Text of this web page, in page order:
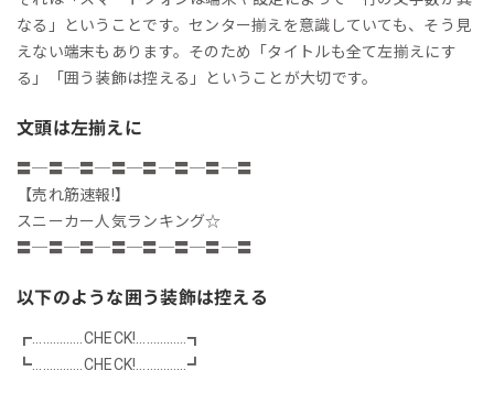
なる」ということです。センター揃えを意識していても、そう見
えない端末もあります。そのため「タイトルも全て左揃えにす
る」「囲う装飾は控える」ということが大切です。
文頭は左揃えに
〓─〓─〓─〓─〓─〓─〓─〓
【売れ筋速報!】
スニーカー人気ランキング☆
〓─〓─〓─〓─〓─〓─〓─〓
以下のような囲う装飾は控える
┏……………CHECK!……………┓
┗……………CHECK!……………┛